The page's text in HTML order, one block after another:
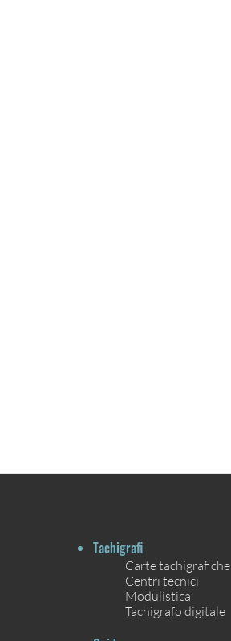
Tachigrafi
Carte tachigrafiche
Centri tecnici
Modulistica
Tachigrafo digitale